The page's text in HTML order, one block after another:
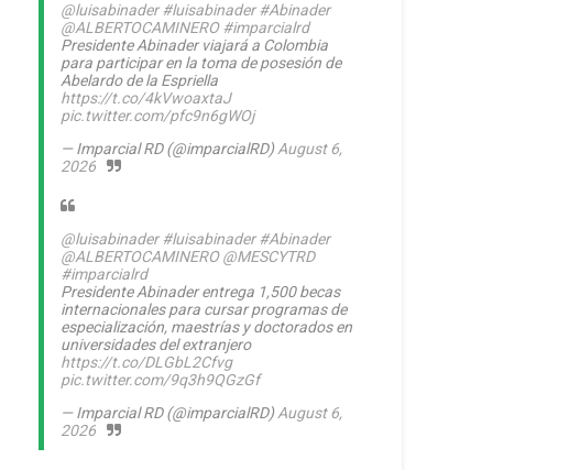
@luisabinader #luisabinader #Abinader
@ALBERTOCAMINERO #imparcialrd
Presidente Abinader viajará a Colombia
para participar en la toma de posesión de
Abelardo de la Espriella
https://t.co/4kVwoaxtaJ
pic.twitter.com/pfc9n6gWOj
— Imparcial RD (@imparcialRD)August 6,
2026
@luisabinader #luisabinader #Abinader
@ALBERTOCAMINERO @MESCYTRD
#imparcialrd
Presidente Abinader entrega 1,500 becas
internacionales para cursar programas de
especialización, maestrías y doctorados en
universidades del extranjero
https://t.co/DLGbL2Cfvg
pic.twitter.com/9q3h9QGzGf
— Imparcial RD (@imparcialRD)August 6,
2026